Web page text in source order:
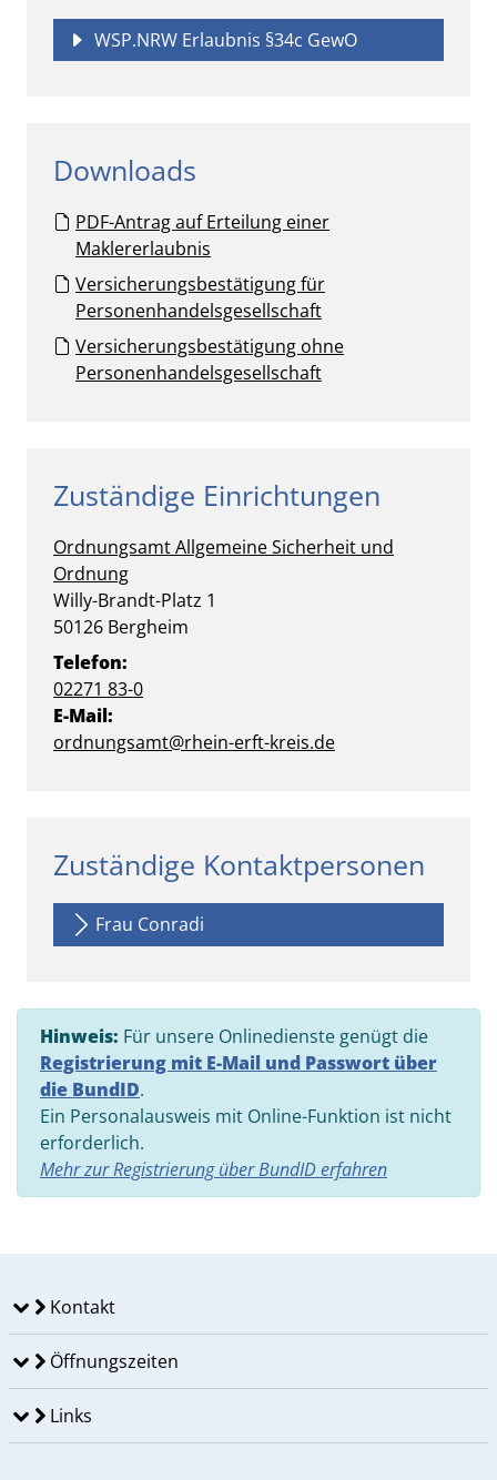
WSP.NRW Erlaubnis §34c GewO
Downloads
PDF-Antrag auf Erteilung einer
Maklererlaubnis
Versicherungsbestätigung für
Personenhandelsgesellschaft
Versicherungsbestätigung ohne
Personenhandelsgesellschaft
Zuständige Einrichtungen
OrdnungsamtAllgemeine Sicherheit und
Ordnung
Straße:
Willy-Brandt-Platz Hausnummer:
1
PLZ:
50126 Ort:
Bergheim
Telefon:
02271 83-0
E-Mail:
ordnungsamt@rhein-erft-kreis.de
Zuständige Kontaktpersonen
Frau Conradi
Hinweis: Für unsere Onlinedienste genügt die
Registrierung mit E-Mail und Passwort über
die BundID.
Ein Personalausweis mit Online-Funktion ist nicht
erforderlich.
Mehr zur Registrierung über BundID erfahren
Kontakt
Öffnungszeiten
Links